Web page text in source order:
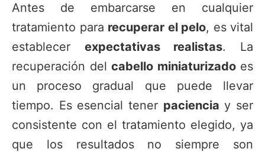
Antes de embarcarse en cualquier
tratamiento para recuperar el pelo, es vital
establecer expectativas realistas. La
recuperación del cabello miniaturizadoes
un proceso gradual que puede llevar
tiempo. Es esencial tener paciencia y ser
consistente con el tratamiento elegido, ya
que los resultados no siempre son